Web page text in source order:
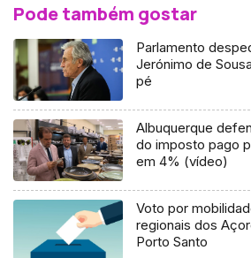
Pode também gostar
Parlamento
Jerónimo de
pé
Albuquerque
do imposto pago
em 4% (vídeo)
Voto por
regionais dos
Porto Santo